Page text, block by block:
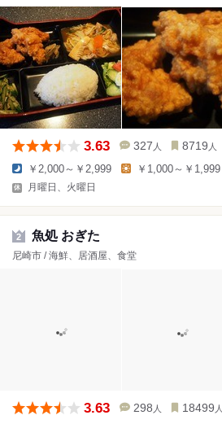
3.63 327 人 8719 人
￥2,000～￥2,999 ￥1,000～￥1,999
月曜日、火曜日
2 魚処 おぎた
尼崎市 / 海鮮、居酒屋、食堂
3.63 298 人 18499 人